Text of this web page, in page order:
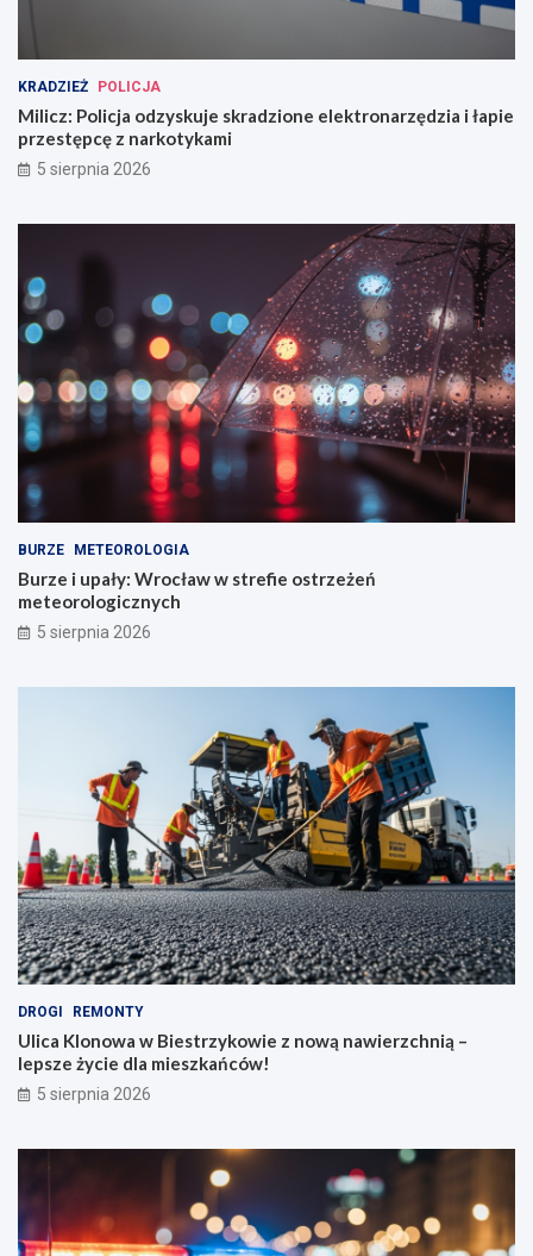
KRADZIEŻ POLICJA
Milicz: Policja odzyskuje skradzione elektronarzędzia i łapie
przestępcę z narkotykami
5 sierpnia 2026
BURZE METEOROLOGIA
Burze i upały: Wrocław w strefie ostrzeżeń
meteorologicznych
5 sierpnia 2026
DROGI REMONTY
Ulica Klonowa w Biestrzykowie z nową nawierzchnią –
lepsze życie dla mieszkańców!
5 sierpnia 2026